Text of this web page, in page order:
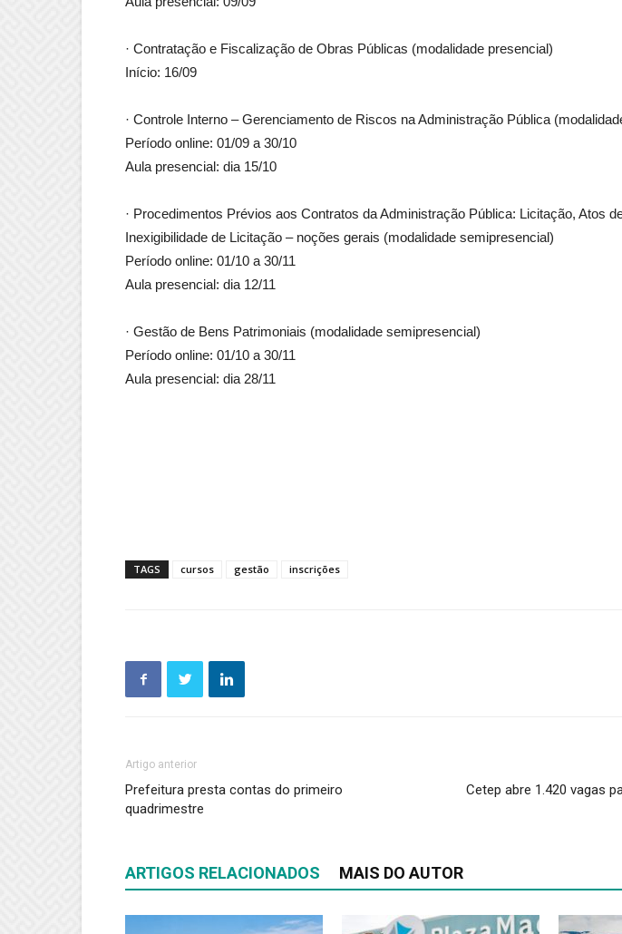
· Contratação e Fiscalização de Obras Públicas (modalidade presencial)
Início: 16/09
· Controle Interno – Gerenciamento de Riscos na Administração Pública
Período online: 01/09 a 30/10
Aula presencial: dia 15/10
· Procedimentos Prévios aos Contratos da Administração Pública: Licitação, Atos
Inexigibilidade de Licitação – noções gerais (modalidade semipresencial)
Período online: 01/10 a 30/11
Aula presencial: dia 12/11
· Gestão de Bens Patrimoniais (modalidade semipresencial)
Período online: 01/10 a 30/11
Aula presencial: dia 28/11
TAGS cursos gestão inscrições
Artigo anterior
Prefeitura presta contas do primeiro
quadrimestre
Cetep abre 1.420 vagas
ARTIGOS RELACIONADOS MAIS DO AUTOR